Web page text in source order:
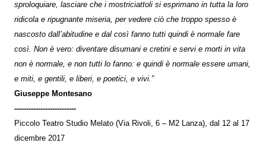
sproloquiare, lasciare che i mostriciattoli si esprimano in tutta la loro
ridicola e ripugnante miseria, per vedere ciò che troppo spesso è
nascosto dall’abitudine e dal così fanno tutti quindi è normale fare
così. Non è vero: diventare disumani e cretini e servi e morti in vita
non è normale, e non tutti lo fanno: e quindi è normale essere umani,
e miti, e gentili, e liberi, e poetici, e vivi.”
Giuseppe Montesano
--------------------------
Piccolo Teatro Studio Melato (Via Rivoli, 6 – M2 Lanza), dal 12 al 17
dicembre 2017